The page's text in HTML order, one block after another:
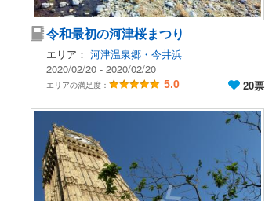
令和最初の河津桜まつり
エリア： 河津温泉郷・今井浜
2020/02/20 - 2020/02/20
エリアの満足度： 5.0 20票